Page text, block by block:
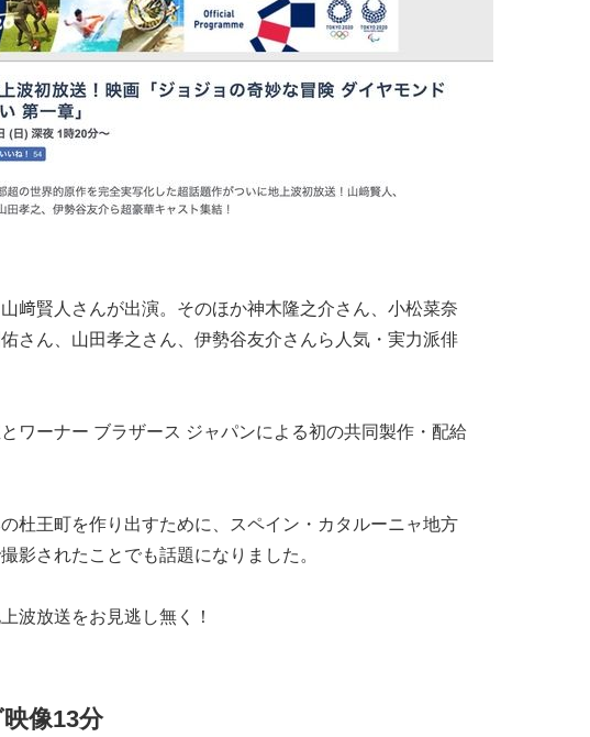
﨑賢人さんが出演。そのほか神木隆之介さん、小松菜奈
さん、山田孝之さん、伊勢谷友介さんら人気・実力派俳
ワーナー ブラザース ジャパンによる初の共同製作・配給
杜王町を作り出すために、スペイン・カタルーニャ地方
影されたことでも話題になりました。
波放送をお見逃し無く！
像13分